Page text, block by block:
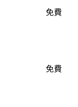
免費
免費